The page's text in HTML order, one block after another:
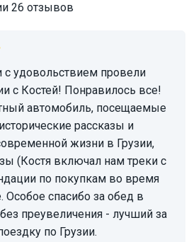
26 отзывов
с Костей! Понравилось все!
автомобиль, посещаемые
рассказы и
жизни в Грузии,
(Костя включал нам треки с
по покупкам во время
Особое спасибо за обед в
преувеличения - лучший за
по Грузии.